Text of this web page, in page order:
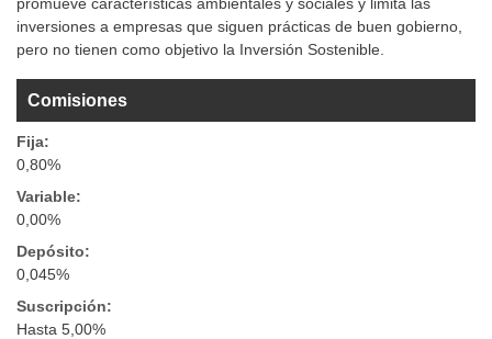
inversiones a empresas que siguen prácticas de buen gobierno,
pero no tienen como objetivo la Inversión Sostenible.
Comisiones
Fija:
0,80%
Variable:
0,00%
Depósito:
0,045%
Suscripción:
Hasta 5,00%